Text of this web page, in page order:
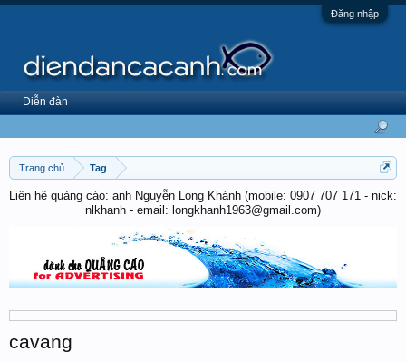
Đăng nhập
Trang chủ Tag
Liên hệ quảng cáo: anh Nguyễn Long Khánh (mobile: 0907 707 171 - nick:
nlkhanh - email: longkhanh1963@gmail.com)
cavang
Diễn đàn